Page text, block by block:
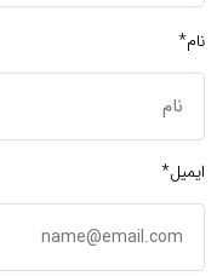
نام*
ایمیل*